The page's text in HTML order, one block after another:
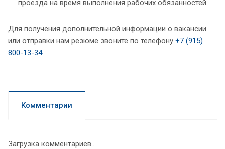
проезда на время выполнения рабочих обязанностей.
Для получения дополнительной информации о вакансии
или отправки нам резюме звоните по телефону +7 (915)
800-13-34.
Комментарии
Загрузка комментариев...